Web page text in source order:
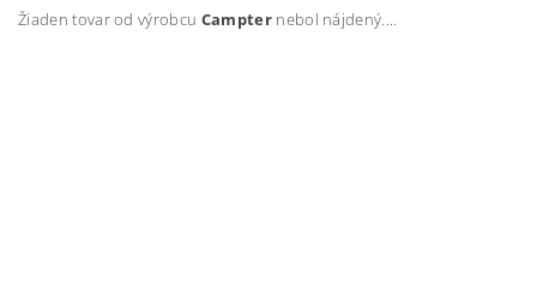
Žiaden tovar od výrobcu Campternebol nájdený....